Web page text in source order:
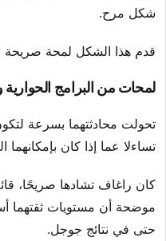
شكل مرح.
قدم هذا الشكل لمحة صريحة
لمحات من البرامج الحوارية
تحولت محادثتهما بسرعة
تساءلا عما إذا كان
كان راغاف تشادها صريحًا،
موضحة أن مستويات
حتى في نتائج جوجل.